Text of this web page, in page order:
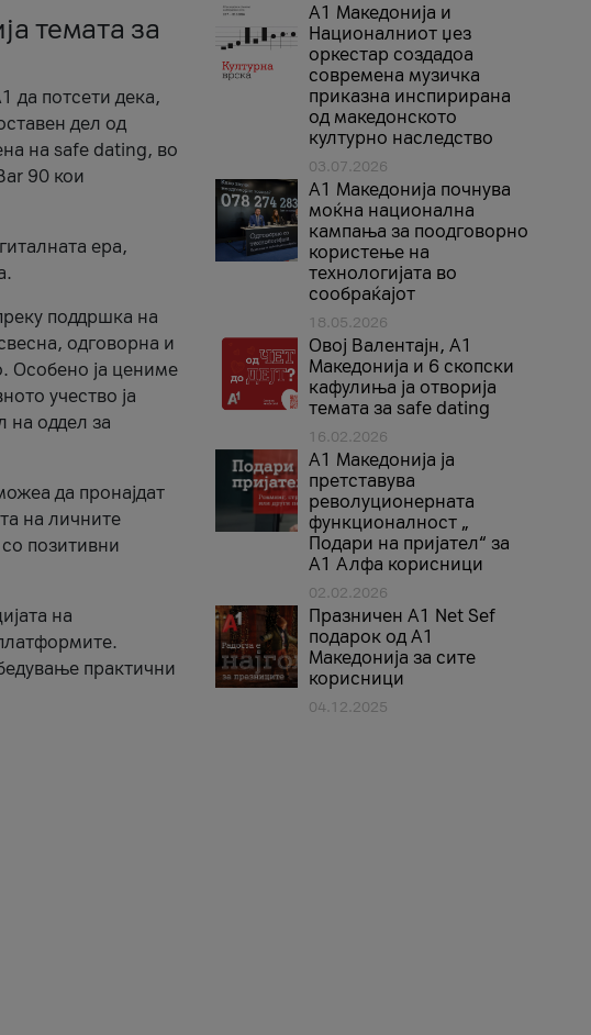
темата за
да потсети дека,
дел од
на safe dating, во
90 кои
ера,
поддршка на
одговорна и
Особено ја цениме
учество ја
на оддел за
да пронајдат
на личните
позитивни
на
практични
А1 Македонија и
Националниот џез
оркестар создадоа
современа музичка
приказна инспирирана
од македонското
културно наследство
03.07.2026
A1 Македонија почнува
моќна национална
кампања за поодговорно
користење на
технологијата во
сообраќајот
18.05.2026
Овој Валентајн, A1
Македонија и 6 скопски
кафулиња ја отворија
темата за safe dating
16.02.2026
А1 Македонија ја
претставува
револуционерната
функционалност „
Подари на пријател“ за
А1 Алфа корисници
02.02.2026
Празничен A1 Net Sеf
подарок од А1
Македонија за сите
корисници
04.12.2025